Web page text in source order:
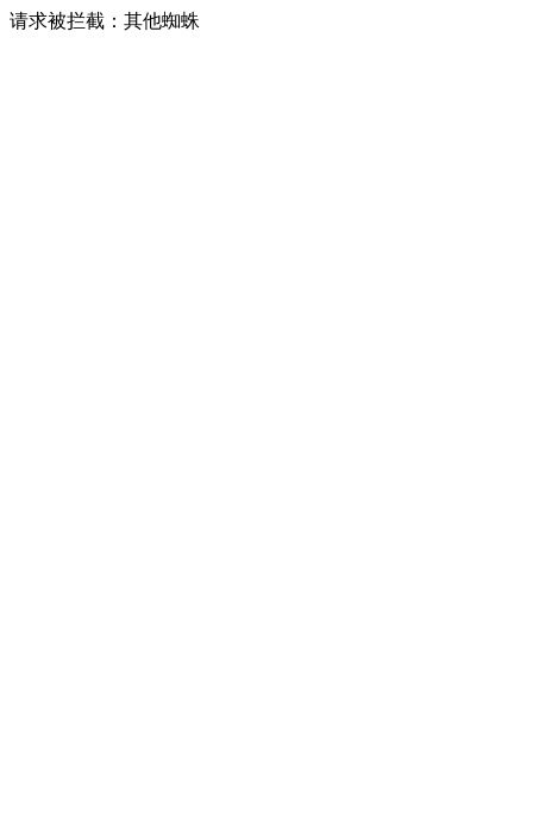
请求被拦截：其他蜘蛛